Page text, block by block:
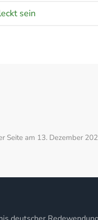
sein
Seite am 13. Dezember